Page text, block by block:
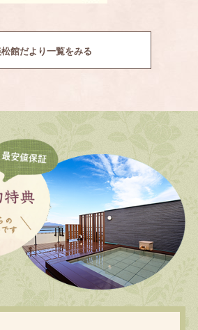
館だより一覧をみる